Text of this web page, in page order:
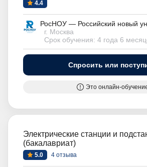
4.4
РосНОУ — Российский новый
г. Москва
Срок обучения: 4 года 6
Спросить или
Это онлайн-
Электрические станции и
(бакалавриат)
5.0 4 отзыва